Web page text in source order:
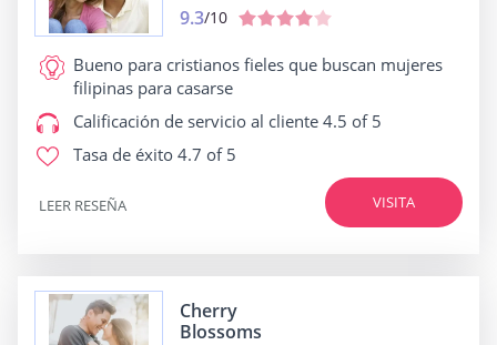
9.3/10
Bueno para cristianos fieles que buscan mujeres
filipinas para casarse
Calificación de servicio al cliente 4.5 of 5
Tasa de éxito 4.7 of 5
VISITA
LEER RESEÑA
Cherry
Blossoms